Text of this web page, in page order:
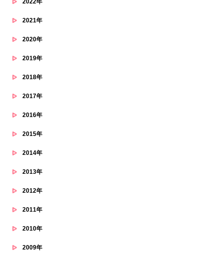
2021年
2020年
2019年
2018年
2017年
2016年
2015年
2014年
2013年
2012年
2011年
2010年
2009年